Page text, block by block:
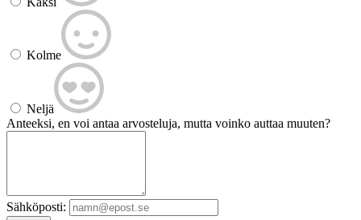
Kolme
Neljä
Anteeksi, en voi antaa arvosteluja, mutta voinko auttaa muuten?
Sähköposti: